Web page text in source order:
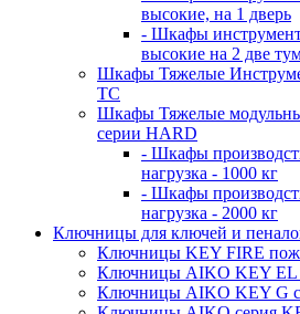
высокие, на 1 дверь
- Шкафы
высокие на 2 две
Шкафы Тяжелые
TC
Шкафы Тяжелые
серии HARD
- Шкафы
нагрузка - 1000 кг
- Шкафы
нагрузка - 2000 кг
Ключницы для ключей и
Ключницы KEY FIRE
Ключницы AIKO KEY EL
Ключницы AIKO KEY G с